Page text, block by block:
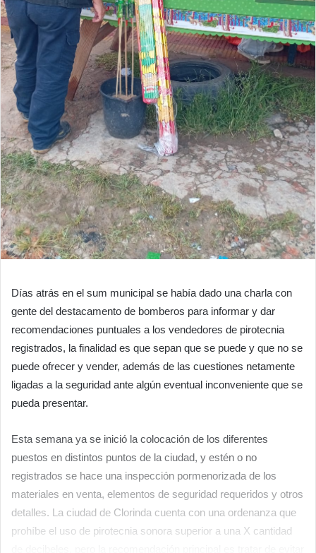
Días atrás en el sum municipal se había dado una charla con
gente del destacamento de bomberos para informar y dar
recomendaciones puntuales a los vendedores de pirotecnia
registrados, la finalidad es que sepan que se puede y que no se
puede ofrecer y vender, además de las cuestiones netamente
ligadas a la seguridad ante algún eventual inconveniente que se
pueda presentar.
Esta semana ya se inició la colocación de los diferentes
puestos en distintos puntos de la ciudad, y estén o no
registrados se hace una inspección pormenorizada de los
materiales en venta, elementos de seguridad requeridos y otros
detalles. La ciudad de Clorinda cuenta con una ordenanza que
prohíbe el uso de pirotecnia sonora superior a una X cantidad